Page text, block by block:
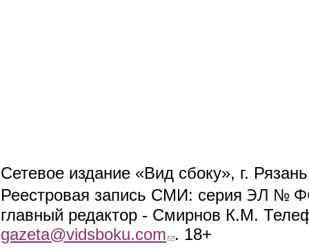
Сетевое издание «Вид сбоку», г.
Реестровая запись СМИ: серия ЭЛ №
главный редактор - Смирнов К.М.
gazeta@vidsboku.com (link sends e-mail)
. 18+